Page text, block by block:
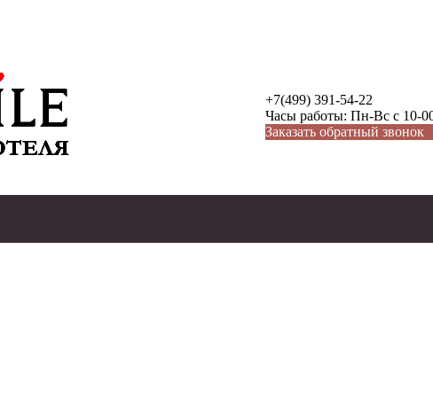
+7(499) 391-54-22
Часы работы: Пн-Вс с 10-
Заказать обратный звонок